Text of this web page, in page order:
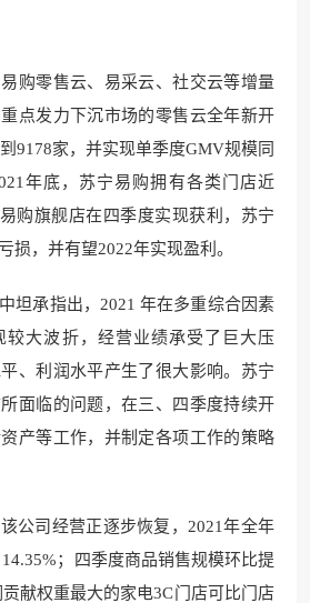
零售云、易采云、社交云等增量
点发力下沉市场的零售云全年新开
9178家，并实现单季度GMV规模同
年底，苏宁易购拥有各类门店近
购旗舰店在四季度实现获利，苏宁
损，并有望2022年实现盈利。
承指出，2021 年在多重综合因素
较大波折，经营业绩承受了巨大压
、利润水平产生了很大影响。苏宁
面临的问题，在三、四季度持续开
产等工作，并制定各项工作的策略
司经营正逐步恢复，2021年全年
；四季度商品销售规模环比提
献权重最大的家电3C门店可比门店